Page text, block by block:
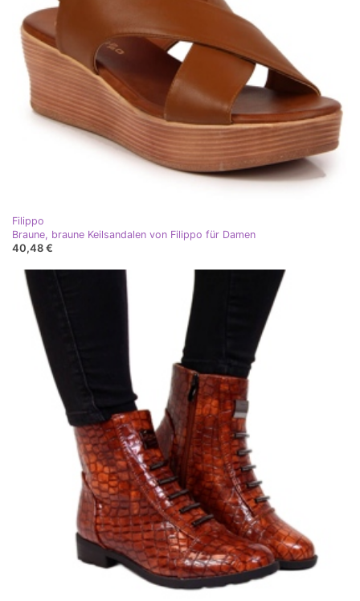
Filippo
Braune, braune Keilsandalen von Filippo für Damen
40,48 €